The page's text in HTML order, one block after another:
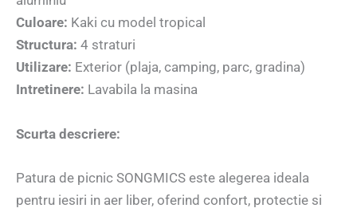
Culoare: Kaki cu model tropical
Structura: 4 straturi
Utilizare: Exterior (plaja, camping, parc, gradina)
Intretinere: Lavabila la masina
Scurta descriere:
Patura de picnic SONGMICS este alegerea ideala
pentru iesiri in aer liber, oferind confort, protectie si